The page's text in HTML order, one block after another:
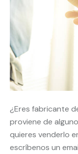
¿Eres fabricante
proviene de
quieres venderlo
escríbenos un